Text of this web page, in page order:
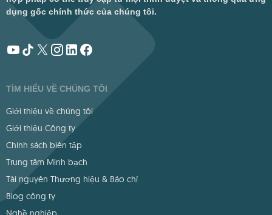
dụng gốc chính thức của chúng tôi.
TÌM HIỂU VỀ CHÚNG TÔI
Giới thiệu về chúng tôi
Giới thiệu Công ty
Chính sách biên tập
Trung tâm Minh bạch
Tài nguyên Thương hiệu & Báo chí
Blog công ty